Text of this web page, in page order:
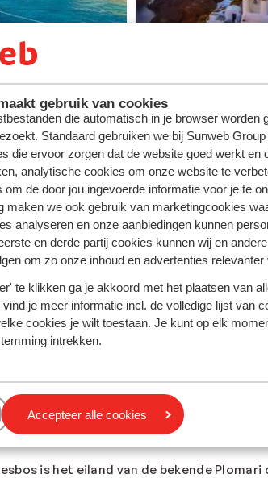
gebruik van cookies
die automatisch in je browser worden
Standaard gebruiken we bij Sunweb
die ervoor zorgen dat de website goed werkt en
analytische cookies om onze website te
de door jou ingevoerde informatie voor je te
maken we ook gebruik van marketingcookies
analyseren en onze aanbiedingen kunnen
en derde partij cookies kunnen wij en
om zo onze inhoud en advertenties
te klikken ga je akkoord met het plaatsen van
vind je meer informatie incl. de volledige lijst van
cookies je wilt toestaan. Je kunt op elk
intrekken.
Accepteer alle cookies
Last minute
je nog niet precies waar je wilt
het avontuur opzoekt, het begint
en nergens aan denken? Kies
er hotels met zwembaden en glijbanen
iets dat bij jouw wensen past.
is het eiland van de bekende